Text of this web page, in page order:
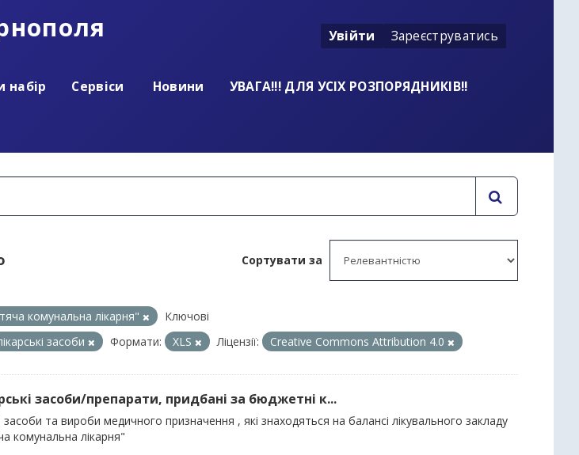
Увійти Зареєструватись
набір Сервіси Новини
УВАГА!!! ДЛЯ УСІХ РОЗПОРЯДНИКІВ!!
Сортувати за
комунальна лікарня"
Ключові
засоби Формати: XLS Ліцензії: Creative Commons Attribution 4.0
засоби/препарати, придбані за бюджетні к...
засоби та вироби медичного призначення , які знаходяться на балансі лікувального закладу
комунальна лікарня"